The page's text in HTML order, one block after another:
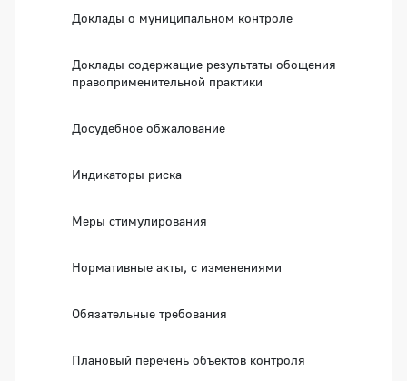
Доклады о муниципальном контроле
Доклады содержащие результаты обощения
правоприменительной практики
Досудебное обжалование
Индикаторы риска
Меры стимулирования
Нормативные акты, с изменениями
Обязательные требования
Плановый перечень объектов контроля